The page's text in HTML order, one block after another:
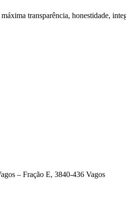
transparência, honestidade,
– Fração E, 3840-436 Vagos